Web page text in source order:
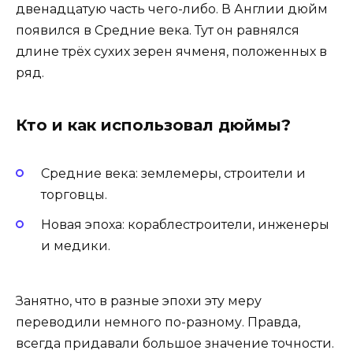
двенадцатую часть чего-либо. В Англии дюйм
появился в Средние века. Тут он равнялся
длине трёх сухих зерен ячменя, положенных в
ряд.
Кто и как использовал дюймы?
Средние века: землемеры, строители и
торговцы.
Новая эпоха: кораблестроители, инженеры
и медики.
Занятно, что в разные эпохи эту меру
переводили немного по-разному. Правда,
всегда придавали большое значение точности.